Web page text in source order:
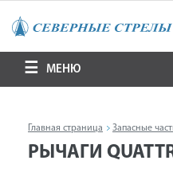
МЕНЮ
Главная страница Запасные
РЫЧАГИ